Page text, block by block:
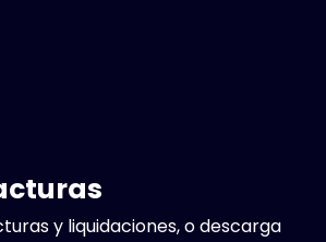
y liquidaciones, o descarga